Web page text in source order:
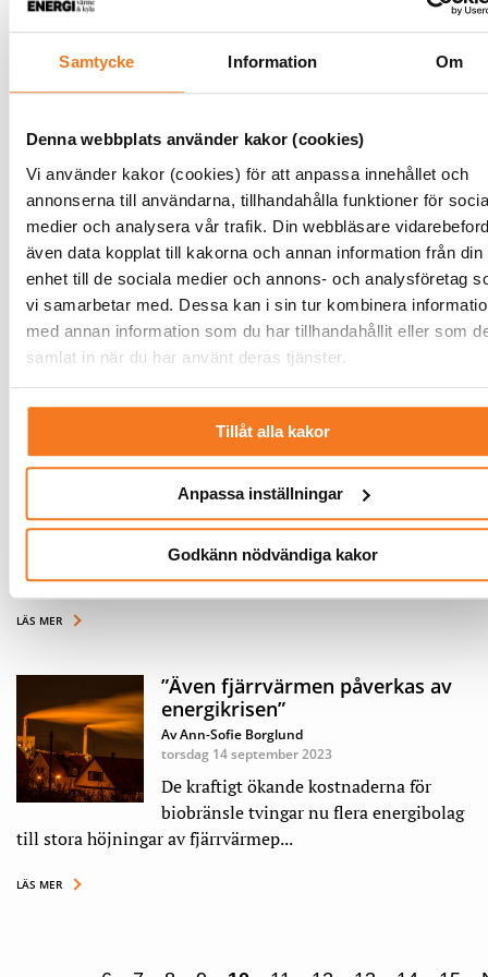
Samtycke Information Om
Denna webbplats använder kakor (cookies)
Vi använder kakor (cookies) för att anpassa innehållet och
annonserna till användarna, tillhandahålla funktioner för
medier och analysera vår trafik. Din webbläsare
även data kopplat till kakorna och annan information från din
enhet till de sociala medier och annons- och analysföretag
vi samarbetar med. Dessa kan i sin tur kombinera
med annan information som du har tillhandahållit eller som
samlat in när du har använt deras tjänster.
Tillåt alla kakor
Anpassa inställningar
Godkänn nödvändiga kakor
LÄS MER
på biobränsle”
Av Linus Olin
måndag 25 september 2023
De skyhöga priserna på biobränsle lär
inte sjunka tillbaka till historiska
nivåer i första taget, enligt Mårte...
LÄS MER
Riksrevisionen riktar skarp kritik
mot politiska energibeslut
Av Johan Wickström
tisdag 19 september 2023
Försörjningstryggheten i det svenska
elsystemet har försämrats genom flera
politiska beslut. Det konstaterar R...
LÄS MER
”Även fjärrvärmen påverkas av
energikrisen”
Av Ann-Sofie Borglund
torsdag 14 september 2023
De kraftigt ökande kostnaderna för
biobränsle tvingar nu flera energibolag
till stora höjningar av fjärrvärmep...
LÄS MER